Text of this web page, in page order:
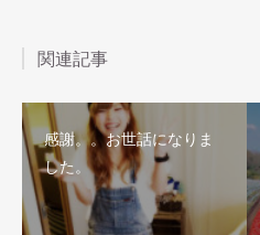
関連記事
感謝。。お世話になりま
した。